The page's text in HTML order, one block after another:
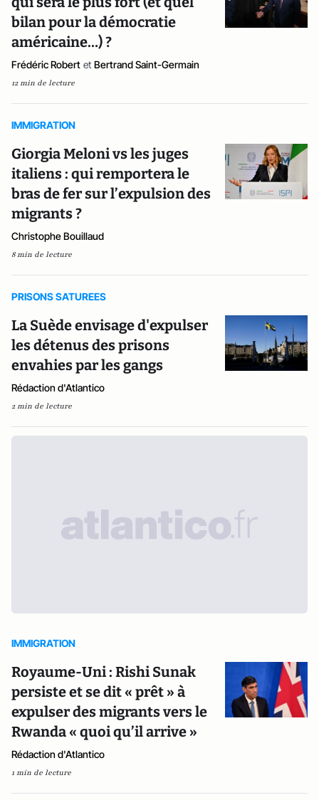
bilan pour la démocratie
américaine…) ?
Frédéric Robert et Bertrand Saint-Germain
12 min de lecture
IMMIGRATION
Giorgia Meloni vs les juges
italiens : qui remportera le
bras de fer sur l’expulsion des
migrants ?
Christophe Bouillaud
8 min de lecture
PRISONS SATUREES
La Suède envisage d'expulser
les détenus des prisons
envahies par les gangs
Rédaction d'Atlantico
2 min de lecture
IMMIGRATION
Royaume-Uni : Rishi Sunak
persiste et se dit « prêt » à
expulser des migrants vers le
Rwanda « quoi qu’il arrive »
Rédaction d'Atlantico
1 min de lecture